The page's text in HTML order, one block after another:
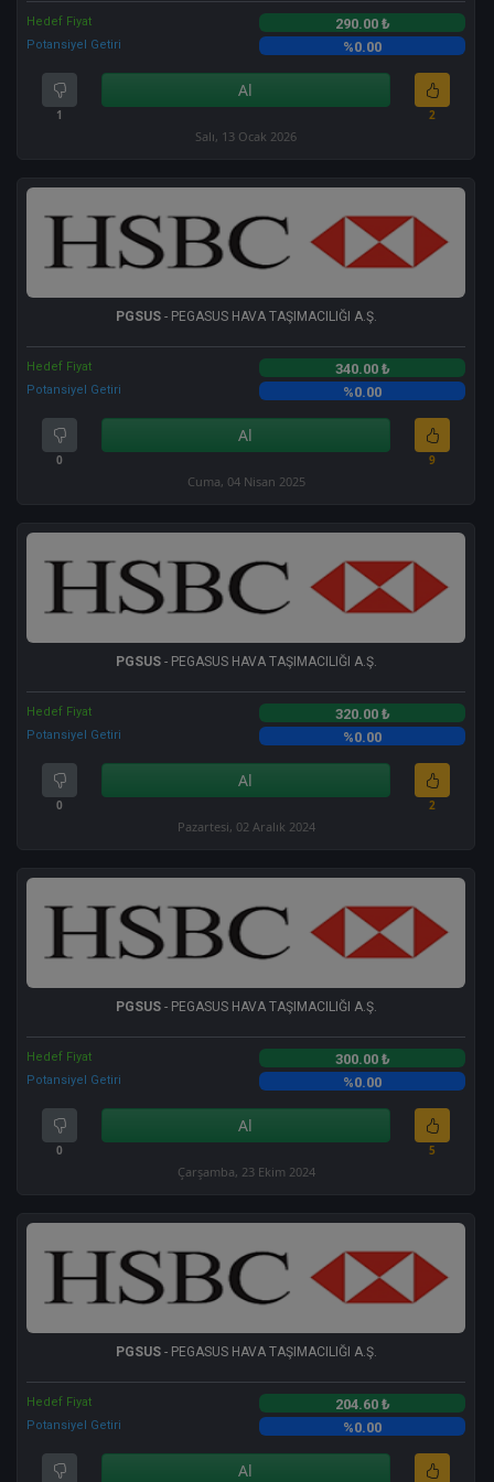
Hedef Fiyat 290.00 ₺
Potansiyel Getiri %0.00
1
Al
2
Salı, 13 Ocak 2026
PGSUS- PEGASUS HAVA TAŞIMACILIĞI A.Ş.
Hedef Fiyat 340.00 ₺
Potansiyel Getiri %0.00
0
Al
9
Cuma, 04 Nisan 2025
PGSUS- PEGASUS HAVA TAŞIMACILIĞI A.Ş.
Hedef Fiyat 320.00 ₺
Potansiyel Getiri %0.00
0
Al
2
Pazartesi, 02 Aralık 2024
PGSUS- PEGASUS HAVA TAŞIMACILIĞI A.Ş.
Hedef Fiyat 300.00 ₺
Potansiyel Getiri %0.00
0
Al
5
Çarşamba, 23 Ekim 2024
PGSUS- PEGASUS HAVA TAŞIMACILIĞI A.Ş.
Hedef Fiyat 204.60 ₺
Potansiyel Getiri %0.00
Al